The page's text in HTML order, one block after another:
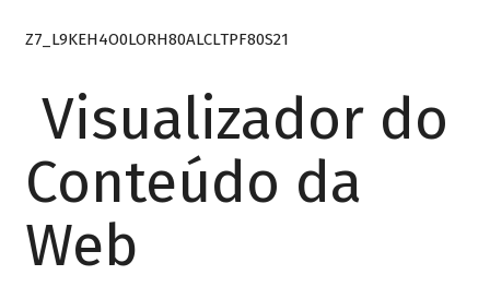
Z7_L9KEH4O0LORH80ALCLTPF80S21
Visualizador do
Conteúdo da
Web